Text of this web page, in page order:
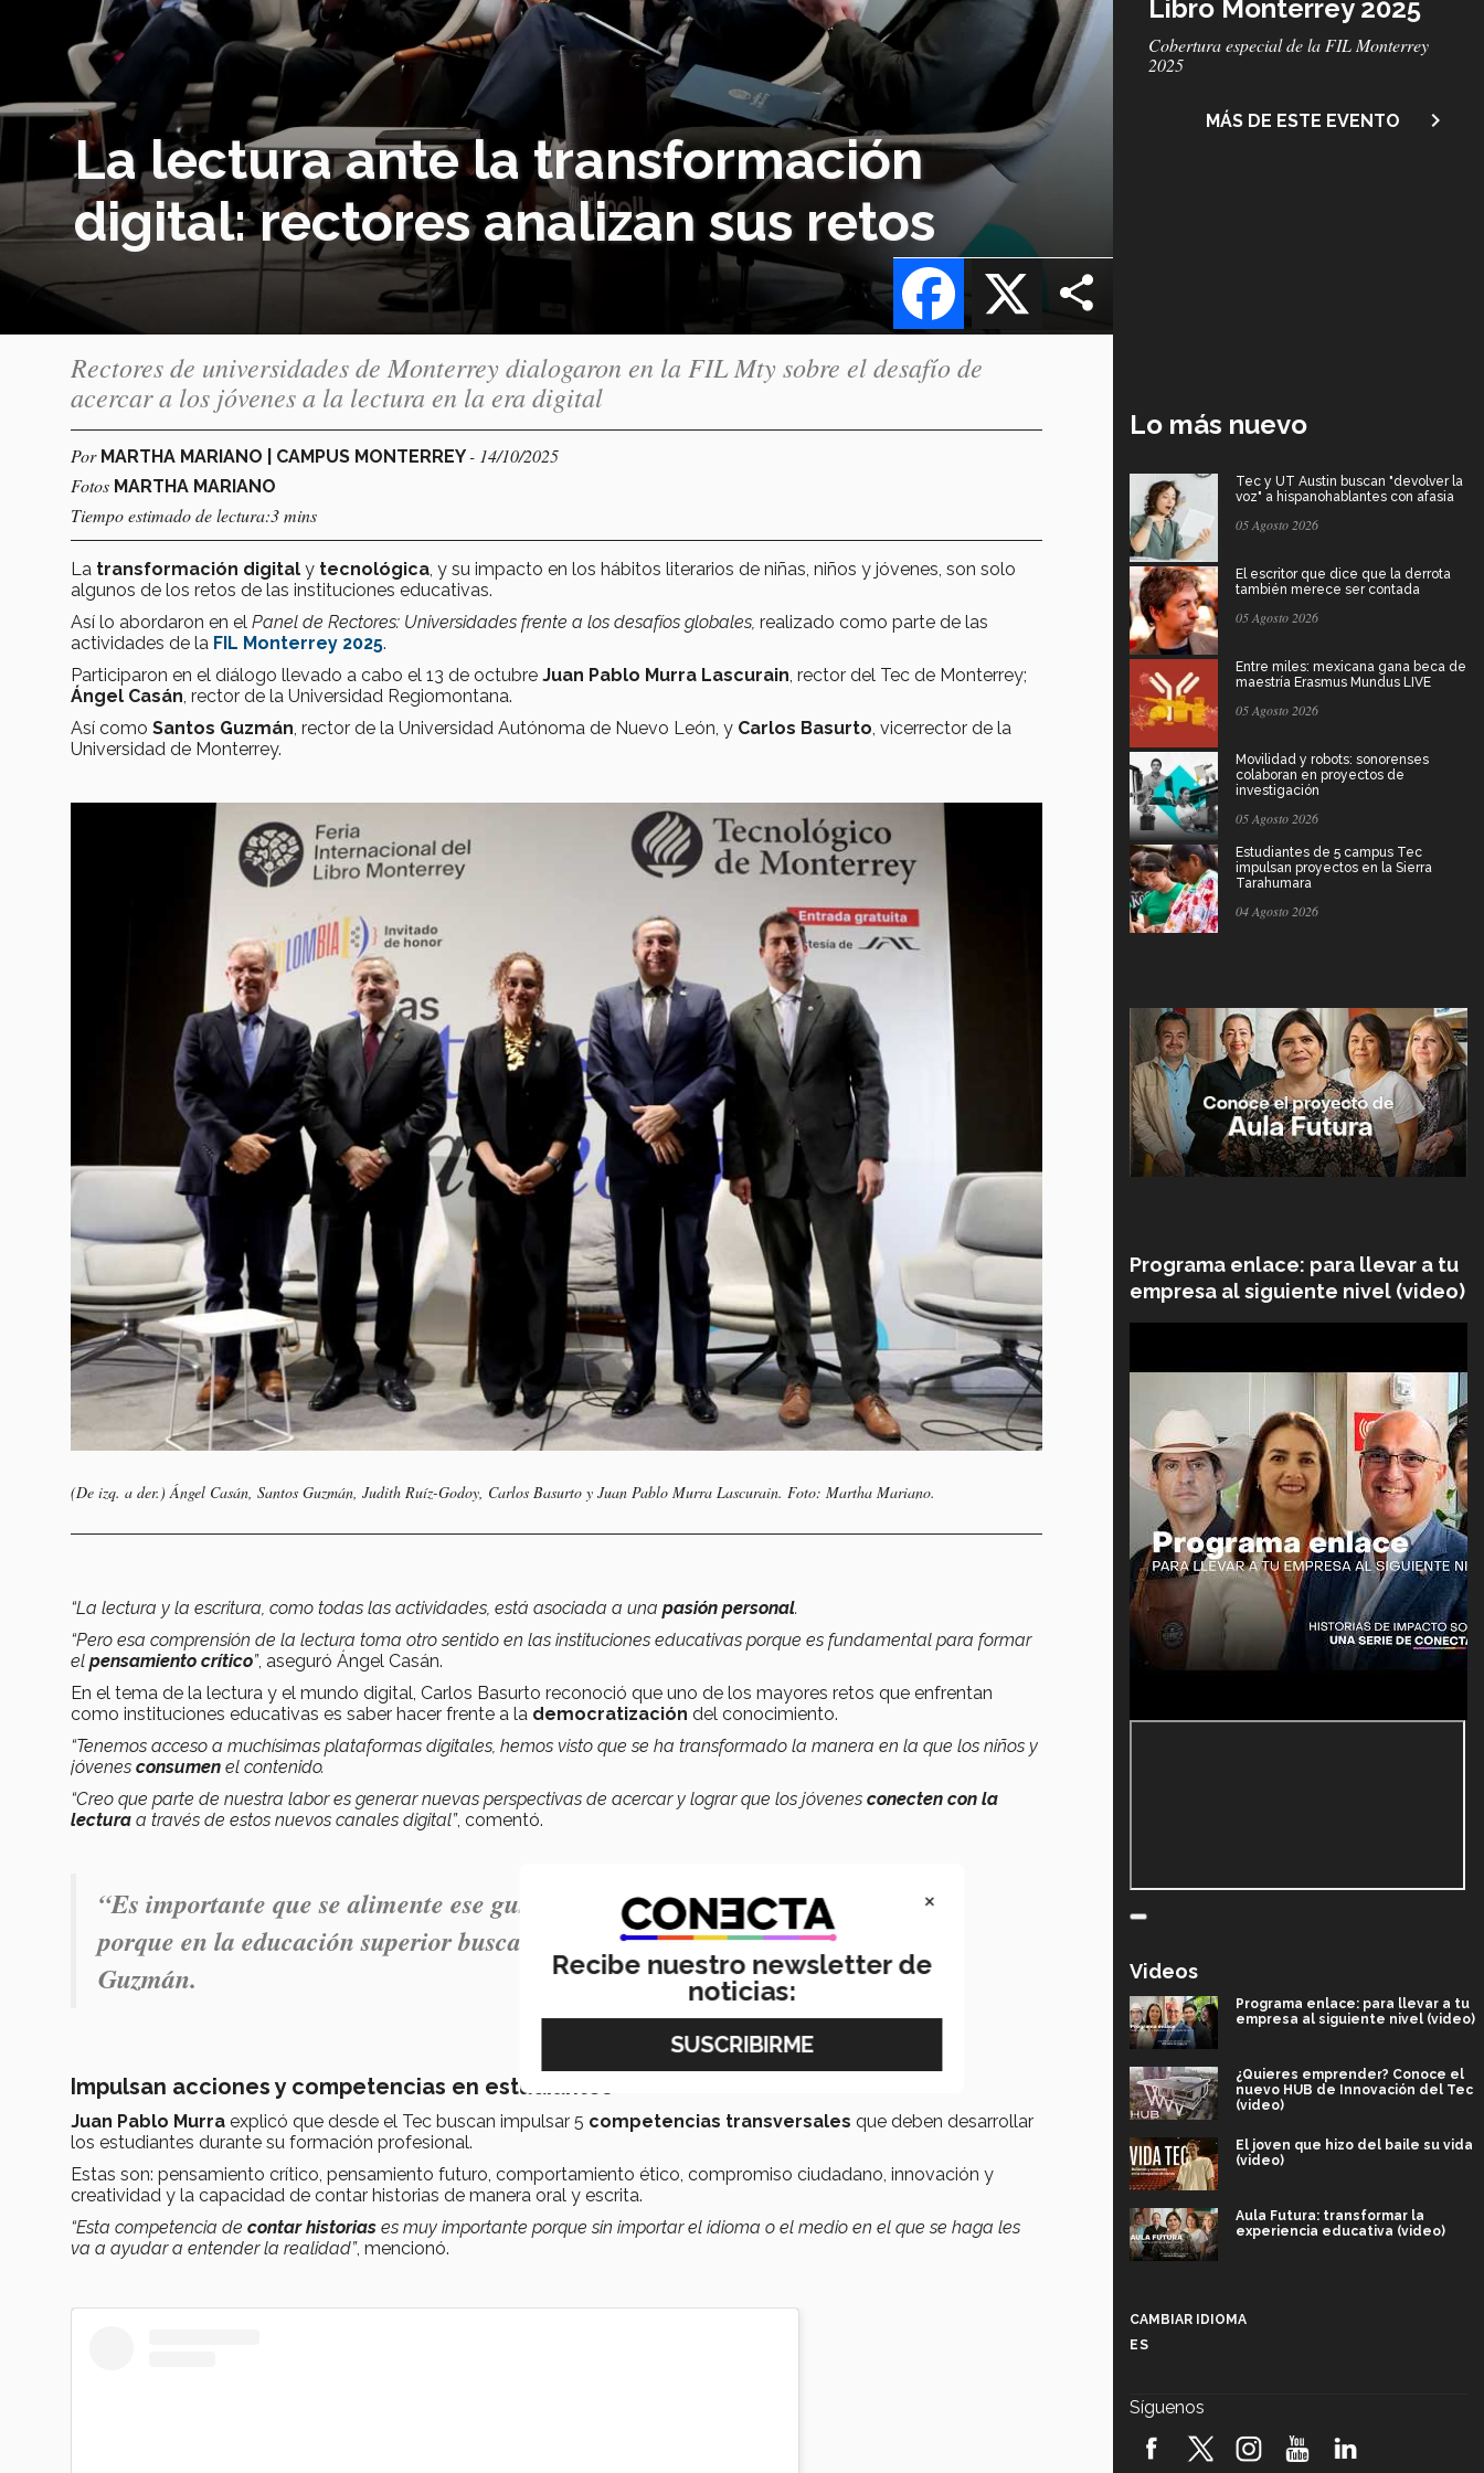
La lectura ante la transformación
digital: rectores analizan sus retos
X
Facebook
Libro Monterrey 2025
Subtítulo
Cobertura especial de la FIL Monterrey
2025
MÁS DE ESTE EVENTO navigate_next
Rectores de universidades de Monterrey dialogaron en la FIL Mty sobre el desafío de
acercar a los jóvenes a la lectura en la era digital
Por MARTHA MARIANO | CAMPUS MONTERREY- 14/10/2025
Fotos MARTHA MARIANO
Tiempo estimado de lectura:3 mins
La transformación digital y tecnológica, y su impacto en los hábitos literarios de niñas, niños y jóvenes, son solo
algunos de los retos de las instituciones educativas.
Así lo abordaron en el Panel de Rectores: Universidades frente a los desafíos globales, realizado como parte de las
actividades de la FIL Monterrey 2025.
Participaron en el diálogo llevado a cabo el 13 de octubre Juan Pablo Murra Lascurain, rector del Tec de Monterrey;
Ángel Casán, rector de la Universidad Regiomontana.
Así como Santos Guzmán, rector de la Universidad Autónoma de Nuevo León, y Carlos Basurto, vicerrector de la
Universidad de Monterrey.
(De izq. a der.) Ángel Casán, Santos Guzmán, Judith Ruíz-Godoy, Carlos Basurto y Juan Pablo Murra Lascurain. Foto: Martha Mariano.
“La lectura y la escritura, como todas las actividades, está asociada a una pasión personal.
“Pero esa comprensión de la lectura toma otro sentido en las instituciones educativas porque es fundamental para formar
el pensamiento crítico”, aseguró Ángel Casán.
En el tema de la lectura y el mundo digital, Carlos Basurto reconoció que uno de los mayores retos que enfrentan
como instituciones educativas es saber hacer frente a la democratización del conocimiento.
“Tenemos acceso a muchísimas plataformas digitales, hemos visto que se ha transformado la manera en la que los niños y
jóvenes consumen el contenido.
“Creo que parte de nuestra labor es generar nuevas perspectivas de acercar y lograr que los jóvenes conecten con la
lectura a través de estos nuevos canales digital”, comentó.
“Es importante que se alimente ese gusto de la lectura y los libros desde casa,
porque en la educación superior buscamos una formación integral".- Santos
Guzmán.
Impulsan acciones y competencias en estudiantes
Juan Pablo Murra explicó que desde el Tec buscan impulsar 5 competencias transversales que deben desarrollar
los estudiantes durante su formación profesional.
Estas son: pensamiento crítico, pensamiento futuro, comportamiento ético, compromiso ciudadano, innovación y
creatividad y la capacidad de contar historias de manera oral y escrita.
“Esta competencia de contar historias es muy importante porque sin importar el idioma o el medio en el que se haga les
va a ayudar a entender la realidad”, mencionó.
Lo más nuevo
Tec y UT Austin buscan "devolver la
voz" a hispanohablantes con afasia
05 Agosto 2026
El escritor que dice que la derrota
también merece ser contada
05 Agosto 2026
Entre miles: mexicana gana beca de
maestría Erasmus Mundus LIVE
05 Agosto 2026
Movilidad y robots: sonorenses
colaboran en proyectos de
investigación
05 Agosto 2026
Estudiantes de 5 campus Tec
impulsan proyectos en la Sierra
Tarahumara
04 Agosto 2026
Programa enlace: para llevar a tu
empresa al siguiente nivel (video)
Videos
Programa enlace: para llevar a tu
empresa al siguiente nivel (video)
¿Quieres emprender? Conoce el
nuevo HUB de Innovación del Tec
(video)
El joven que hizo del baile su vida
(video)
Aula Futura: transformar la
experiencia educativa (video)
robótica FIRST 2026! (video)
CAMBIAR IDIOMA
ES
Síguenos
×
Recibe nuestro newsletter de
noticias: